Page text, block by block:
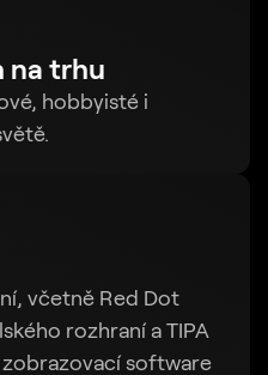
na trhu
hobbyisté i
včetně Red Dot
rozhraní a TIPA
software